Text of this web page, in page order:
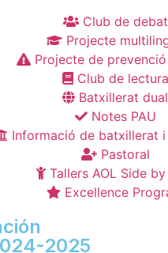
Club de debat
Projecte
Projecte de
Club de lectura
Batxillerat dual
Notes PAU
Informació de batxillerat
Pastoral
Tallers AOL Side
Excellence
2025